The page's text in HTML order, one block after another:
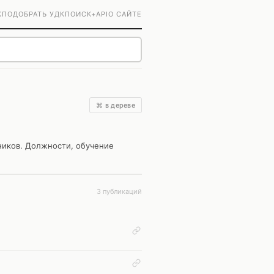
ПОДОБРАТЬ УДКПОИСК+APIО САЙТЕ
⌘ в дереве
Должности, обучение
3 публикаций